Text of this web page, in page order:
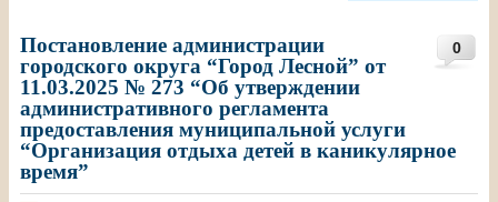
0
Постановление администрации
городского округа “Город Лесной” от
11.03.2025 № 273 “Об утверждении
административного регламента
предоставления муниципальной услуги
“Организация отдыха детей в каникулярное
время”